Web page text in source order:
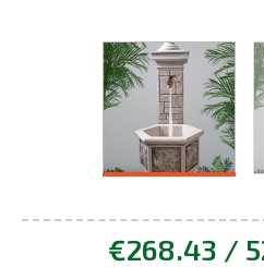
€268.43 /